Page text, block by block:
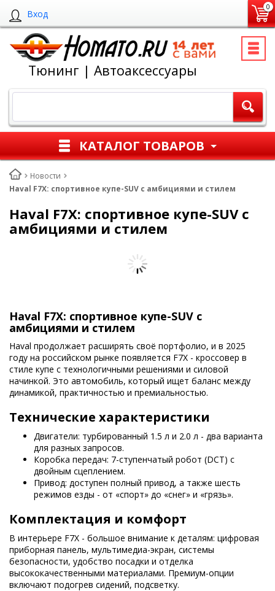
Вход
0
Тюнинг | Автоаксессуары
КАТАЛОГ ТОВАРОВ
Новости
Haval F7X: спортивное купе-SUV с амбициями и стилем
Haval F7X: спортивное купе-SUV с
амбициями и стилем
Haval F7X: спортивное купе-SUV с
амбициями и стилем
Haval продолжает расширять своё портфолио, и в 2025
году на российском рынке появляется F7X - кроссовер в
стиле купе с технологичными решениями и силовой
начинкой. Это автомобиль, который ищет баланс между
динамикой, практичностью и премиальностью.
Технические характеристики
Двигатели: турбированный 1.5 л и 2.0 л - два варианта
для разных запросов.
Коробка передач: 7-ступенчатый робот (DCT) с
двойным сцеплением.
Привод: доступен полный привод, а также шесть
режимов езды - от «спорт» до «снег» и «грязь».
Комплектация и комфорт
В интерьере F7X - большое внимание к деталям: цифровая
приборная панель, мультимедиа-экран, системы
безопасности, удобство посадки и отделка
высококачественными материалами. Премиум-опции
включают подогрев сидений, подсветку.